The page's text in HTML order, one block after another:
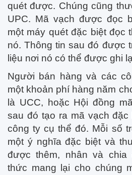
quét được. Chúng cũng
UPC. Mã vạch được đọc
một máy quét đặc biệt đọc
nó. Thông tin sau đó được
liệu nơi nó có thể được ghi
Người bán hàng và các
một khoản phí hàng năm
là UCC, hoặc Hội đồng
sau đó tạo ra mã vạch đặc
công ty cụ thể đó. Mỗi số
một ý nghĩa đặc biệt và
được thêm, nhân và chia
thức mang lại cho chúng